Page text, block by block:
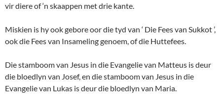
vir diere of ‘n skaappen met drie kante.
Miskien is hy ook gebore oor die tyd van ‘ Die Fees van Sukkot ’,
ook die Fees van Insameling genoem, of die Huttefees.
Die stamboom van Jesus in die Evangelie van Matteus is deur
die bloedlyn van Josef, en die stamboom van Jesus in die
Evangelie van Lukas is deur die bloedlyn van Maria.